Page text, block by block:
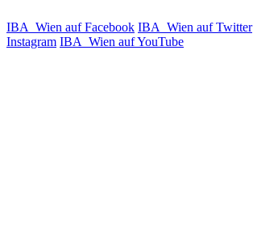
IBA_Wien auf Facebook IBA_Wien auf Twitter
Instagram IBA_Wien auf YouTube